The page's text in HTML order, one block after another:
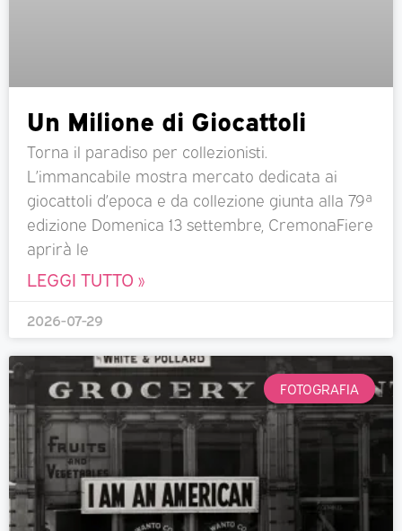
Un Milione di Giocattoli
Torna il paradiso per collezionisti.
L’immancabile mostra mercato dedicata ai
giocattoli d’epoca e da collezione giunta alla 79ª
edizione Domenica 13 settembre, CremonaFiere
aprirà le
LEGGI TUTTO »
2026-07-29
FOTOGRAFIA